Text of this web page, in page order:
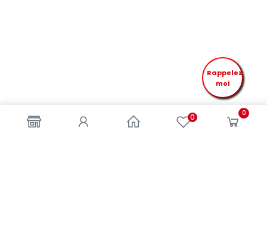
0 0
Rappelez
moi